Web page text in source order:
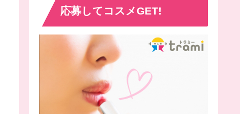
応募してコスメGET!